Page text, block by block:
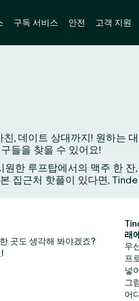
구독 서비스 안전 고객 지원
, 데이트 상대까지! 원하는
들을 찾을 수 있어요!
한 루프탑에서의 맥주 한
집근처 핫플이 있다면,
곳도 생각해 봐야겠죠?
래
우
프
넣
그
어